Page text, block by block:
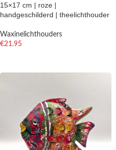
15×17 cm | roze |
handgeschilderd | theelichthouder
Waxinelichthouders
€21.95